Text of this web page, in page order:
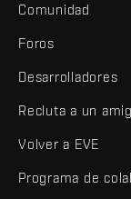
Comunidad
Foros
Desarrolladores
Recluta a un
Volver a EVE
Programa de